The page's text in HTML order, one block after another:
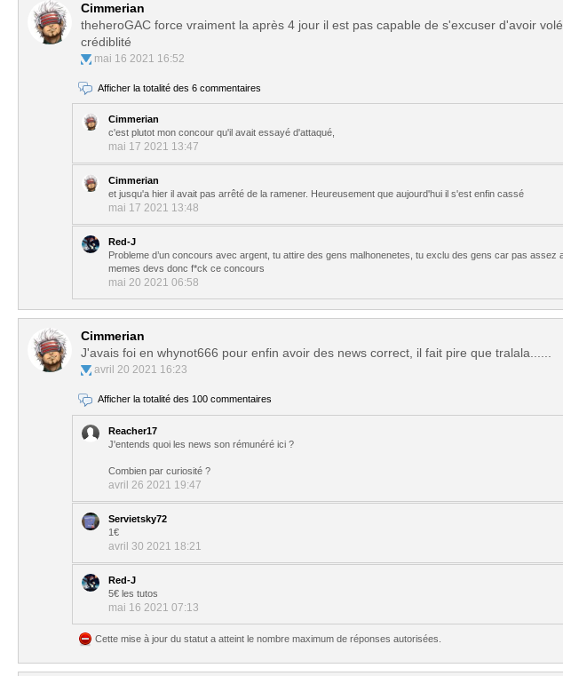
Cimmerian
theheroGAC force vraiment la après 4 jour il est pas capable de s'excuser d'avoir
crédiblité
mai 16 2021 16:52
Afficher la totalité des 6 commentaires
Cimmerian
c'est plutot mon concour qu'il avait essayé d'attaqué,
mai 17 2021 13:47
Cimmerian
et jusqu'a hier il avait pas arrêté de la ramener. Heureusement que aujourd'hui il s'est enfin cassé
mai 17 2021 13:48
Red-J
Probleme d’un concours avec argent, tu attire des gens malhonenetes, tu exclu des gens car pas
memes devs donc f*ck ce concours
mai 20 2021 06:58
Cimmerian
J'avais foi en whynot666 pour enfin avoir des news correct, il fait pire que tralala......
avril 20 2021 16:23
Afficher la totalité des 100 commentaires
Reacher17
J'entends quoi les news son rémunéré ici ?
Combien par curiosité ?
avril 26 2021 19:47
Servietsky72
1€
avril 30 2021 18:21
Red-J
5€ les tutos
mai 16 2021 07:13
Cette mise à jour du statut a atteint le nombre maximum de réponses autorisées.